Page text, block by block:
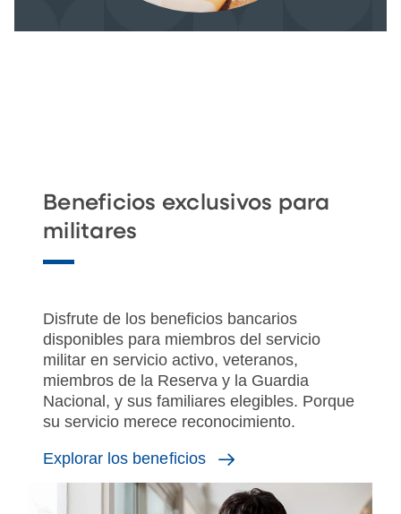
Beneficios exclusivos para
militares
Disfrute de los beneficios bancarios
disponibles para miembros del servicio
militar en servicio activo, veteranos,
miembros de la Reserva y la Guardia
Nacional, y sus familiares elegibles. Porque
su servicio merece reconocimiento.
Explorar los beneficios